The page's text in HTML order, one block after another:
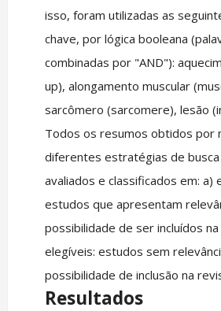
isso, foram utilizadas as
chave, por lógica booleana
combinadas por "AND"):
up), alongamento muscular
sarcômero (sarcomere), lesão
Todos os resumos obtidos por
diferentes estratégias de
avaliados e classificados em: a)
estudos que apresentam
possibilidade de ser incluídos
elegíveis: estudos sem
possibilidade de inclusão na
Resultados